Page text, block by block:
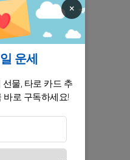
×
운세
물, 타로 카드 추
바로 구독하세요!